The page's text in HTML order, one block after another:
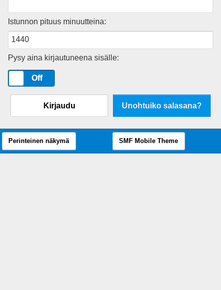
Istunnon pituus minuutteina:
Pysy aina kirjautuneena sisälle:
Off
Kirjaudu Unohtuiko salasana?
Perinteinen näkymä SMF Mobile Theme